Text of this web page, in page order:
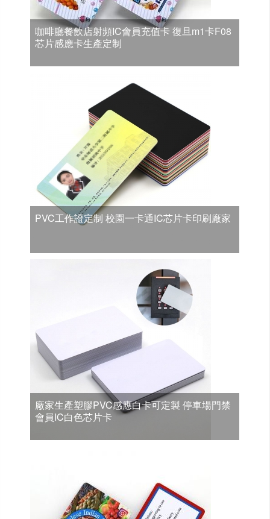
咖啡廳餐飲店射頻IC會員充值卡 復旦m1卡F08
芯片感應卡生產定制
PVC工作證定制 校園一卡通IC芯片卡印刷廠家
廠家生產塑膠PVC感應白卡可定製 停車場門禁
會員IC白色芯片卡